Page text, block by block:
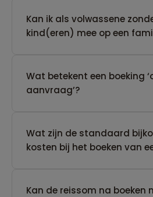
Kan ik als volwassene
kind(eren) mee op een
Wat betekent een boeking
aanvraag’?
Wat zijn de standaard
kosten bij het boeken van
Kan de reissom na boeken